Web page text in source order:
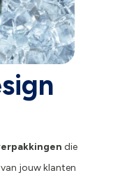
die
jouw klanten